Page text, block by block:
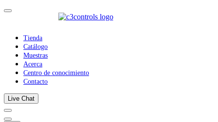
Tienda
Catálogo
Muestras
Acerca
Centro de conocimiento
Contacto
Live Chat